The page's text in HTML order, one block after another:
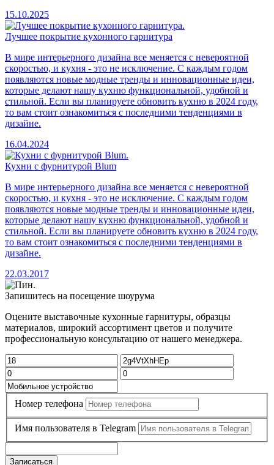
15.10.2025
Лучшее покрытие кухонного гарнитура
В мире интерьерного дизайна все меняется с невероятной
скоростью, и кухня - это не исключение. С каждым годом
появляются новые модные тренды и инновационные идеи,
которые делают нашу кухню функциональной, удобной и
стильной. Если вы планируете обновить кухню в 2024 году,
то вам стоит ознакомиться с последними тенденциями в
дизайне.
16.04.2024
Кухни с фурнитурой Blum
В мире интерьерного дизайна все меняется с невероятной
скоростью, и кухня - это не исключение. С каждым годом
появляются новые модные тренды и инновационные идеи,
которые делают нашу кухню функциональной, удобной и
стильной. Если вы планируете обновить кухню в 2024 году,
то вам стоит ознакомиться с последними тенденциями в
дизайне.
22.03.2017
Запишитесь на посещение шоурума
Оцените выставочные кухонные гарнитуры, образцы
материалов, широкий ассортимент цветов и получите
профессиональную консультацию от нашего менеджера.
Номер телефона
Имя пользователя в Telegram
Записаться